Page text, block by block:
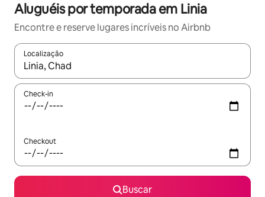
Aluguéis por temporada em Linia
Encontre e reserve lugares incríveis no Airbnb
Localização
Quando os resultados estiverem disponíveis, explore-os
Check-in
Checkout
Buscar